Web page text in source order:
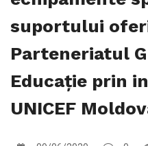
suportului
Parteneriatul
Educație prin
UNICEF